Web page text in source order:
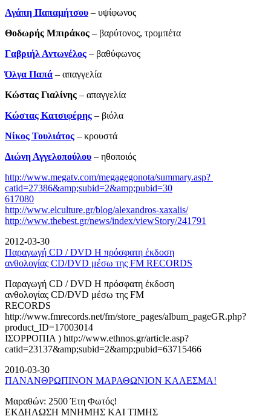
Αγάπη Παπαμήτσου – υψίφωνος
Θοδωρής Μπιράκος – βαρύτονος, τρομπέτα
Γαβριήλ Αντωνέλος – βαθύφωνος
Όλγα Παπά – απαγγελία
Κώστας Γιαλίνης ­– απαγγελία
Κώστας Κατσιφέρης – βιόλα
Νίκος Τουλιάτος – κρουστά
Διώνη Αγγελοπούλου – ηθοποιός
http://www.megatv.com/megagegonota/summary.asp?
catid=27386&amp;subid=2&amp;pubid=30
617080
http://www.elculture.gr/blog/alexandros-xaxalis/
http://www.thebest.gr/news/index/viewStory/241791
2012-03-30
Παραγωγή CD / DVD Η πρόσφατη έκδοση
ανθολογίας CD/DVD μέσω της FM RECORDS
Παραγωγή CD / DVD Η πρόσφατη έκδοση
ανθολογίας CD/DVD μέσω της FM
RECORDS
http://www.fmrecords.net/fm/store_pages/album_pageGR.php?
product_ID=17003014
ΙΣΟΡΡΟΠΙΑ ) http://www.ethnos.gr/article.asp?
catid=23137&amp;subid=2&amp;pubid=63715466
2010-03-30
ΠΑΝΑΝΘΡΩΠΙΝΟΝ ΜΑΡΑΘΩΝΙΟΝ ΚΑΛΕΣΜΑ!
Μαραθών: 2500 Έτη Φωτός!
ΕΚΔΗΛΩΣΗ ΜΝΗΜΗΣ ΚΑΙ ΤΙΜΗΣ